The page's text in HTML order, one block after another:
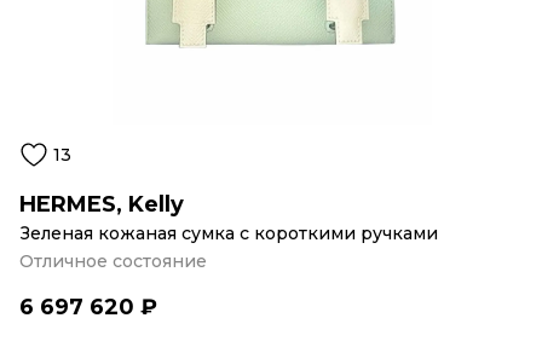
13
HERMES, Kelly
Зеленая кожаная сумка с короткими ручками
Отличное состояние
6 697 620 ₽